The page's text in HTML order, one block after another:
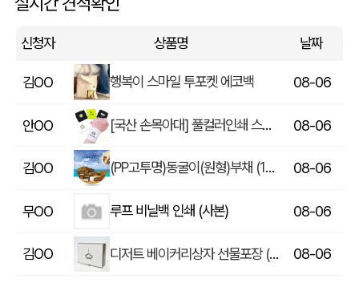
신청자 상품명 날짜
김OO 행복이 스마일 투포켓 에코백 08-06
안OO 08-06
김OO (PP고투명)동굴이(원형)부채 (190*190mm) 08-06
무OO 루프 비닐백 인쇄 (사본) 08-06
김OO 08-06
김OO 2027년 시스템 스마트락 베이지 시스템 다이어리(25절,32절) 08-06